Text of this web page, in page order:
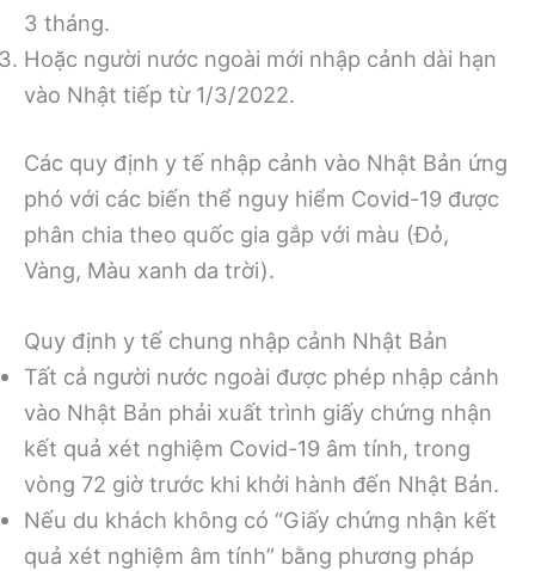
3 tháng.
Hoặc người nước ngoài mới nhập cảnh dài hạn
vào Nhật tiếp từ 1/3/2022.
Các quy định y tế nhập cảnh vào Nhật Bản ứng
phó với các biến thể nguy hiểm Covid-19 được
phân chia theo quốc gia gắp với màu (Đỏ,
Vàng, Màu xanh da trời).
Quy định y tế chung nhập cảnh Nhật Bản
Tất cả người nước ngoài được phép nhập cảnh
vào Nhật Bản phải xuất trình giấy chứng nhận
kết quả xét nghiệm Covid-19 âm tính, trong
vòng 72 giờ trước khi khởi hành đến Nhật Bản.
Nếu du khách không có “Giấy chứng nhận kết
quả xét nghiệm âm tính” bằng phương pháp